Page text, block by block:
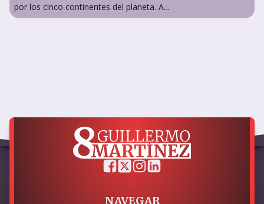
por los cinco continentes del planeta. A...
NAVEGAR